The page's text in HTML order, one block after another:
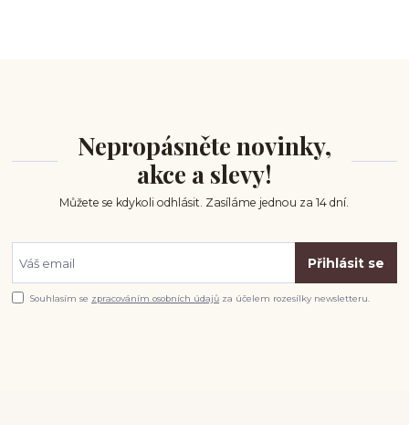
Nepropásněte novinky,
akce a slevy!
Můžete se kdykoli odhlásit. Zasíláme jednou za 14 dní.
Přihlásit se
Souhlasím se zpracováním osobních údajů za účelem rozesílky newsletteru.